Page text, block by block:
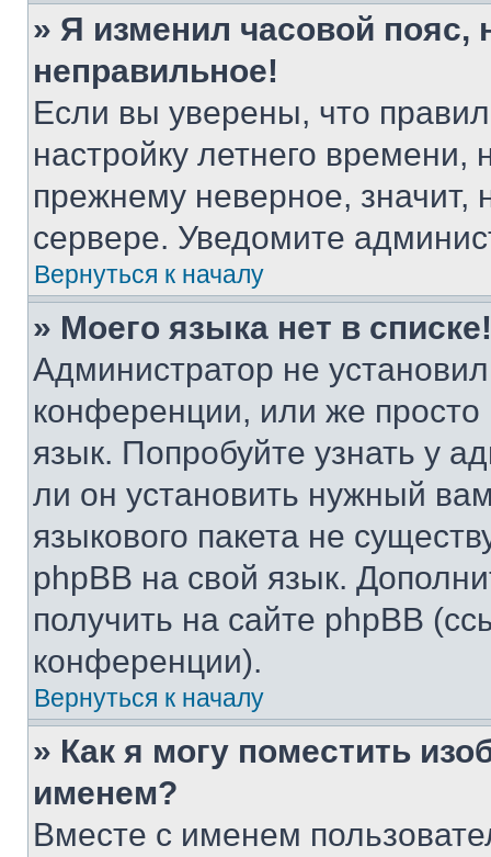
» Я изменил часовой пояс,
неправильное!
Если вы уверены, что
настройку летнего
прежнему неверное, значит,
сервере. Уведомите
Вернуться к началу
» Моего языка нет в списке!
Администратор не
конференции, или же
язык. Попробуйте узнать у
ли он установить нужный
языкового пакета не
phpBB на свой язык.
получить на сайте phpBB
конференции).
Вернуться к началу
» Как я могу поместить
именем?
Вместе с именем